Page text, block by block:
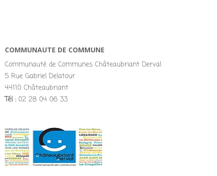
COMMUNAUTE DE COMMUNE
Communauté de Communes Châteaubriant Derval
5 Rue Gabriel Delatour
44110 Châteaubriant
Tél :02 28 04 06 33